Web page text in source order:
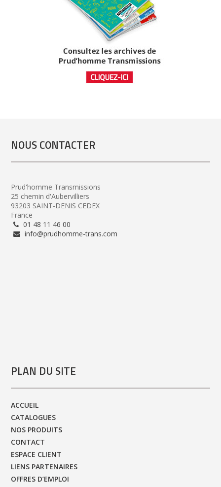
NOUS CONTACTER
Prud'homme Transmissions
25 chemin d'Aubervilliers
93203 SAINT-DENIS CEDEX
France
01 48 11 46 00
info@prudhomme-trans.com
PLAN DU SITE
ACCUEIL
CATALOGUES
NOS PRODUITS
CONTACT
ESPACE CLIENT
LIENS PARTENAIRES
OFFRES D’EMPLOI